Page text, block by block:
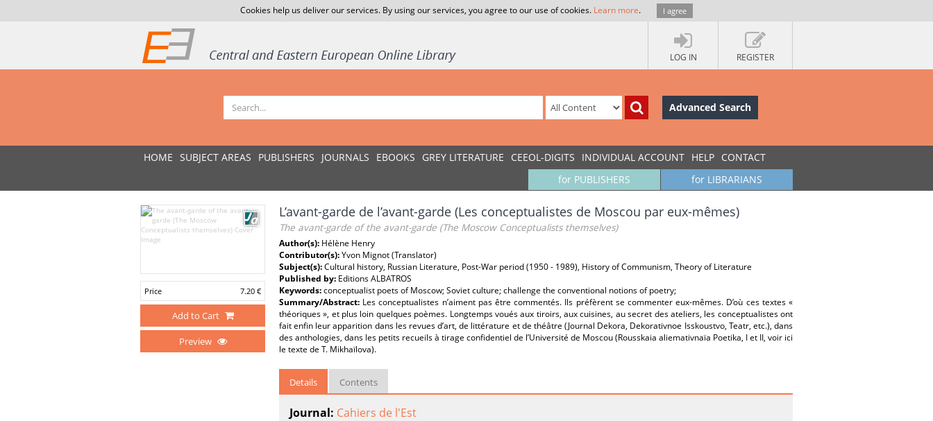
Cookies help us deliver our services. By using our services, you agree to our use of cookies. Learn more. I agree
LOG IN REGISTER
Advanced Search
HOME SUBJECT AREAS PUBLISHERS JOURNALS EBOOKS GREY LITERATURE CEEOL-DIGITS INDIVIDUAL ACCOUNT HELP CONTACT
for LIBRARIANS
for PUBLISHERS
Price 7.20 €
Add to Cart
Preview
L’avant-garde de l’avant-garde (Les conceptualistes de Moscou par eux-mêmes)
The avant-garde of the avant-garde (The Moscow Conceptualists themselves)
Author(s): Hélène Henry
Contributor(s):Yvon Mignot (Translator)
Subject(s):Cultural history, Russian Literature, Post-War period (1950 - 1989), History of Communism, Theory of Literature
Published by: Editions ALBATROS
Keywords:conceptualist poets of Moscow; Soviet culture; challenge the conventional notions of poetry;
Summary/Abstract: Les conceptualistes n’aiment pas être commentés. Ils préfèrent se commenter eux-mêmes. D’où ces textes «
théoriques », et plus loin quelques poèmes. Longtemps voués aux tiroirs, aux cuisines, au secret des ateliers, les conceptualistes ont
fait enfin leur apparition dans les revues d’art, de littérature et de théâtre (Journal Dekora, Dekorativnoe Isskoustvo, Teatr, etc.), dans
des anthologies, dans les petits recueils à tirage confidentiel de l’Université de Moscou (Rousskaia aliemativnaïa Poetika, I et II, voir ici
le texte de T. Mikhaïlova).
Details Contents
Journal: Cahiers de l'Est